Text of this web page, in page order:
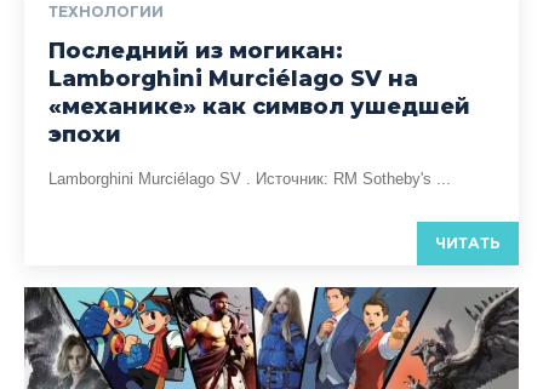
ТЕХНОЛОГИИ
Последний из могикан:
Lamborghini Murciélago SV на
«механике» как символ ушедшей
эпохи
Lamborghini Murciélago SV . Источник: RM Sotheby's ...
ЧИТАТЬ